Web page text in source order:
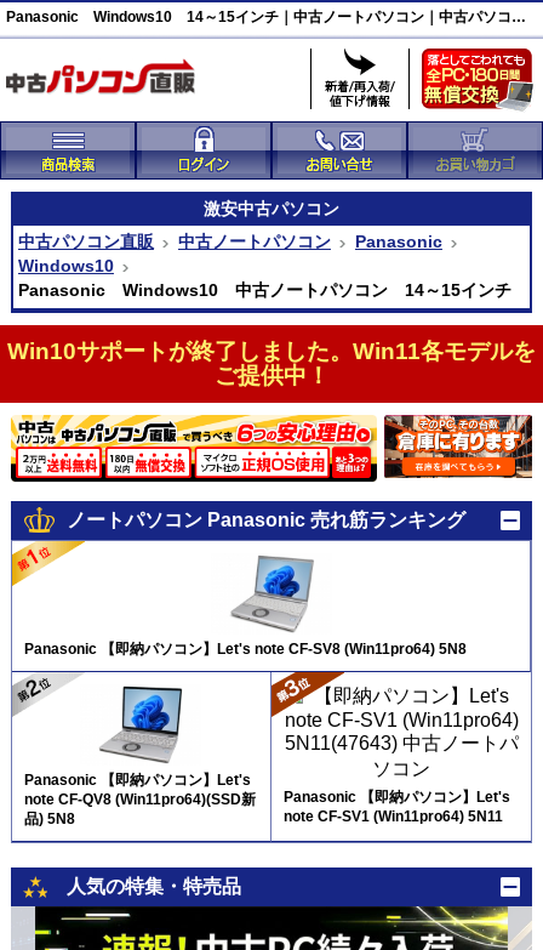
Panasonic Windows10 14～15インチ｜中古ノートパソコン｜中古パソコン直販
激安中古パソコン
中古パソコン直販
中古ノートパソコン
Panasonic
Windows10
Panasonic Windows10 中古ノートパソコン 14～15インチ
Win10サポートが終了しました。Win11各モデルを
ご提供中！
ノートパソコン Panasonic 売れ筋ランキング
Panasonic 【即納パソコン】Let's note CF-SV8 (Win11pro64) 5N8
Panasonic 【即納パソコン】Let's
note CF-QV8 (Win11pro64)(SSD新
品) 5N8
Panasonic 【即納パソコン】Let's
note CF-SV1 (Win11pro64) 5N11
人気の特集・特売品